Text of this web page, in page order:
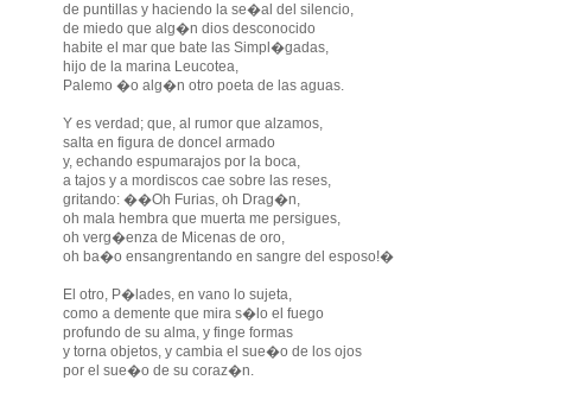
de puntillas y haciendo la se�al del silencio,
de miedo que alg�n dios desconocido
habite el mar que bate las Simpl�gadas,
hijo de la marina Leucotea,
Palemo �o alg�n otro poeta de las aguas.
Y es verdad; que, al rumor que alzamos,
salta en figura de doncel armado
y, echando espumarajos por la boca,
a tajos y a mordiscos cae sobre las reses,
gritando: ��Oh Furias, oh Drag�n,
oh mala hembra que muerta me persigues,
oh verg�enza de Micenas de oro,
oh ba�o ensangrentando en sangre del esposo!�
El otro, P�lades, en vano lo sujeta,
como a demente que mira s�lo el fuego
profundo de su alma, y finge formas
y torna objetos, y cambia el sue�o de los ojos
por el sue�o de su coraz�n.